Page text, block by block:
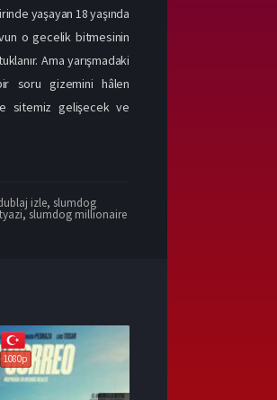
yaşayan 18 yaşında
o gecelik bitmesinin
Ama yarışmadaki
soru gizemini hâlen
sitemiz gelişecek ve
izle, slumdog
,slumdog millionaire
1080p